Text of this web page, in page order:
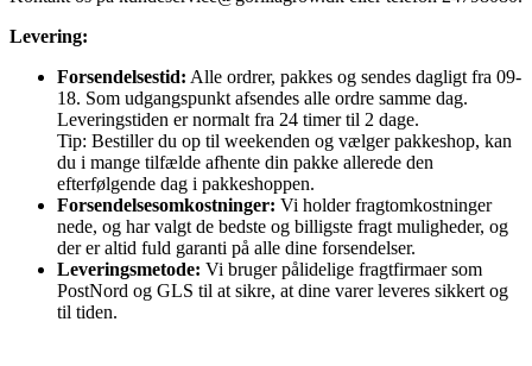
Levering:
Forsendelsestid: Alle ordrer, pakkes og sendes dagligt fra 09-
18. Som udgangspunkt afsendes alle ordre samme dag.
Leveringstiden er normalt fra 24 timer til 2 dage.
Tip: Bestiller du op til weekenden og vælger pakkeshop, kan
du i mange tilfælde afhente din pakke allerede den
efterfølgende dag i pakkeshoppen.
Forsendelsesomkostninger: Vi holder fragtomkostninger
nede, og har valgt de bedste og billigste fragt muligheder, og
der er altid fuld garanti på alle dine forsendelser.
Leveringsmetode: Vi bruger pålidelige fragtfirmaer som
PostNord og GLS til at sikre, at dine varer leveres sikkert og
til tiden.